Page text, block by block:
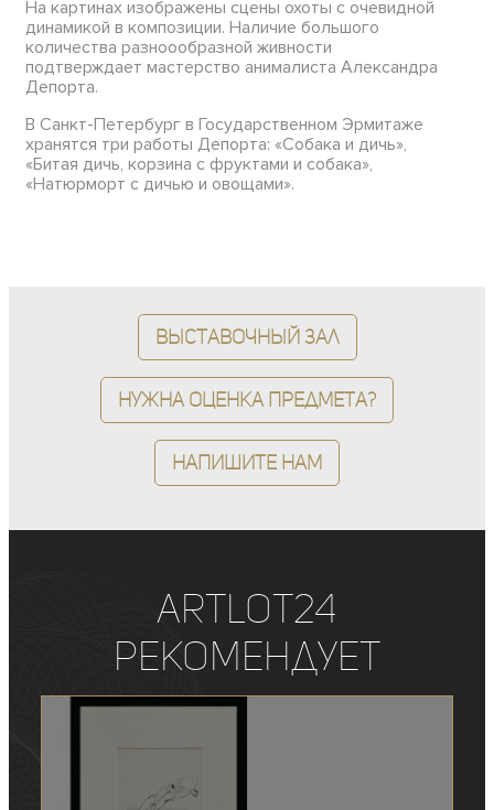
На картинах изображены сцены охоты с очевидной
динамикой в композиции. Наличие большого
количества разноообразной живности
подтверждает мастерство анималиста Александра
Депорта.
В Санкт-Петербург в Государственном Эрмитаже
хранятся три работы Депорта: «Собака и дичь»,
«Битая дичь, корзина с фруктами и собака»,
«Натюрморт с дичью и овощами».
Выставочный зал
Нужна оценка предмета?
Напишите нам
ArtLot24
рекомендует